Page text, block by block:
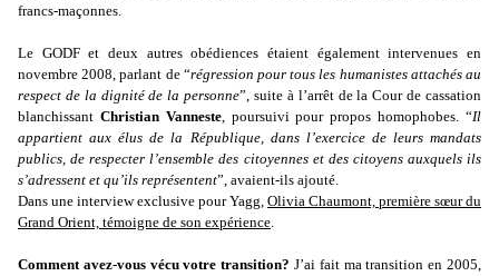
francs-maçonnes.
Le GODF et deux autres obédiences étaient également intervenues en
novembre 2008, parlant de “régression pour tous les humanistes attachés au
respect de la dignité de la personne”, suite à l’arrêt de la Cour de cassation
blanchissant Christian Vanneste, poursuivi pour propos homophobes. “Il
appartient aux élus de la République, dans l’exercice de leurs mandats
publics, de respecter l’ensemble des citoyennes et des citoyens auxquels ils
s’adressent et qu’ils représentent”, avaient-ils ajouté.
Dans une interview exclusive pour Yagg, Olivia Chaumont, première sœur du
Grand Orient, témoigne de son expérience.
Comment avez-vous vécu votre transition? J’ai fait ma transition en 2005,